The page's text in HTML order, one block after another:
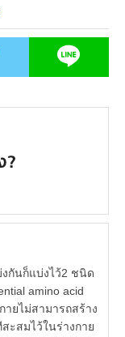
?
กันก็แบ่งไว้2 ชนิด
amino acid
ายไม่สามารถสร้าง
ะสมไว้ในร่างกาย